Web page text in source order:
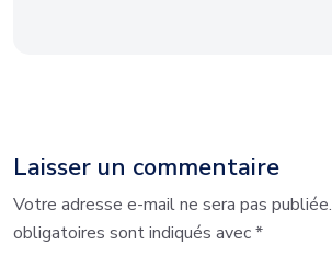
Laisser un commentaire
Votre adresse e-mail ne sera pas publiée.
obligatoires sont indiqués avec*